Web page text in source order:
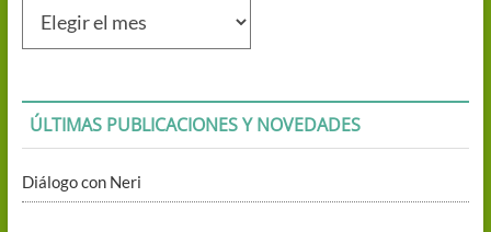
mensuales
ÚLTIMAS PUBLICACIONES Y NOVEDADES
Diálogo con Neri